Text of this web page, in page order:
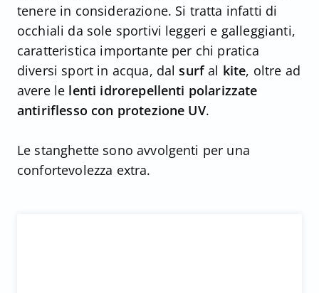
tenere in considerazione. Si tratta infatti di
occhiali da sole sportivi leggeri e galleggianti,
caratteristica importante per chi pratica
diversi sport in acqua, dalsurfal kite, oltre ad
avere le lenti idrorepellenti polarizzate
antiriflesso con protezione UV.
Le stanghette sono avvolgenti per una
confortevolezza extra.